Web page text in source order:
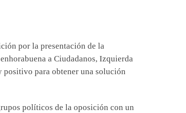
por la presentación de la
a Ciudadanos, Izquierda
positivo para obtener una solución
políticos de la oposición con un